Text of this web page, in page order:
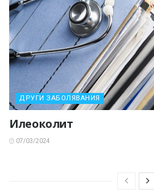
ДРУГИ ЗАБОЛЯВАНИЯ
Илеоколит
07/03/2024